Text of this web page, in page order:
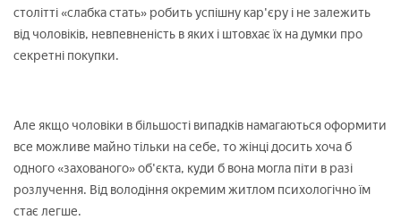
столітті «слабка стать» робить успішну кар'єру і не залежить
від чоловіків, невпевненість в яких і штовхає їх на думки про
секретні покупки.
Але якщо чоловіки в більшості випадків намагаються оформити
все можливе майно тільки на себе, то жінці досить хоча б
одного «захованого» об'єкта, куди б вона могла піти в разі
розлучення. Від володіння окремим житлом психологічно їм
стає легше.